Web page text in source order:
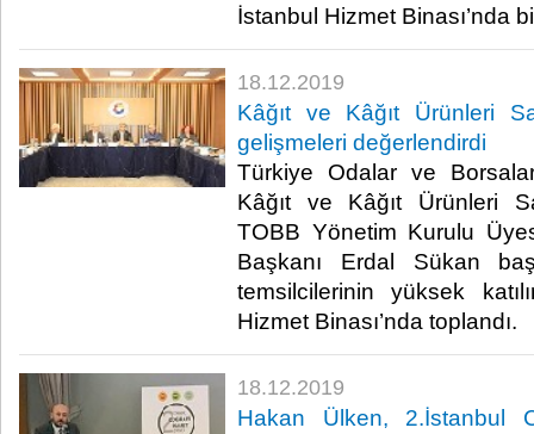
İstanbul Hizmet Binası’nda
18.12.2019
Kâğıt ve Kâğıt Ürünleri
gelişmeleri değerlendirdi
Türkiye Odalar ve
Kâğıt ve Kâğıt Ürünleri
TOBB Yönetim Kurulu
Başkanı Erdal Sükan
temsilcilerinin yüksek
Hizmet Binası’nda toplandı.​
18.12.2019
Hakan Ülken, 2.İstanbul